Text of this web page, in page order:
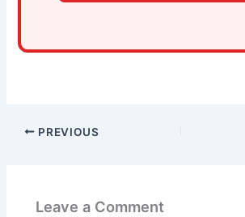
PREVIOUS
Leave a Comment